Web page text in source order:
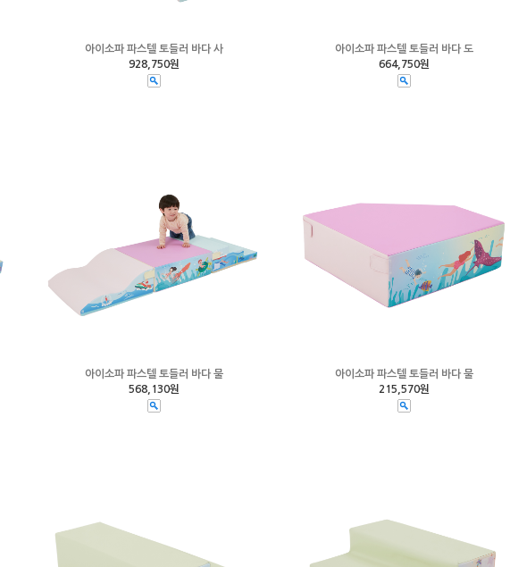
아이소파 파스텔 토들러 바다 사
928,750원
아이소파 파스텔 토들러 바다 도
664,750원
아이소파 파스텔 토들러 바다 물
568,130원
아이소파 파스텔 토들러 바다 물
215,570원